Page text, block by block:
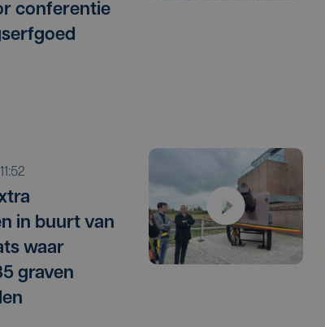
conferentie
in buurt van
waar
graven